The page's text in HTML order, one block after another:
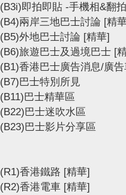
(B3i)即拍即貼 -手機相&翻
(B4)兩岸三地巴士討論 [精
(B5)外地巴士討論 [精華]
(B6)旅遊巴士及過境巴士 [
(B1)香港巴士廣告消息/廣
(B7)巴士特別所見
(B11)巴士精華區
(B22)巴士迷吹水區
(B23)巴士影片分享區
(R1)香港鐵路 [精華]
(R2)香港電車 [精華]